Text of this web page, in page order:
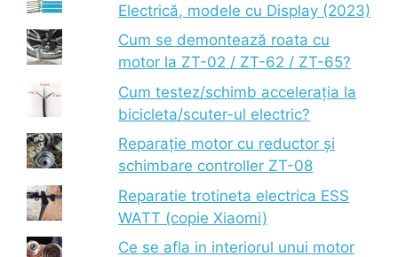
Electrică, modele cu Display (2023)
Cum se demontează roata cu
motor la ZT-02 / ZT-62 / ZT-65?
Cum testez/schimb accelerația la
bicicleta/scuter-ul electric?
Reparație motor cu reductor și
schimbare controller ZT-08
Reparatie trotineta electrica ESS
WATT (copie Xiaomi)
Ce se afla in interiorul unui motor